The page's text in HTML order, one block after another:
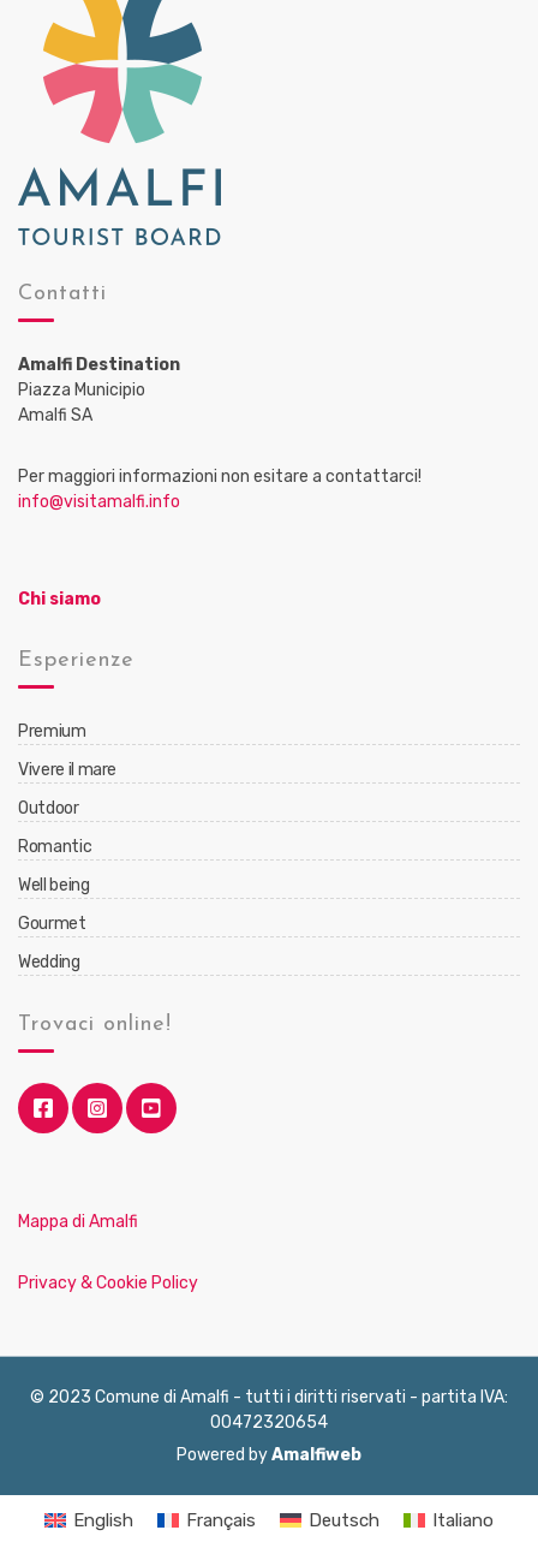
Contatti
Amalfi Destination
Piazza Municipio
Amalfi SA
Per maggiori informazioni non esitare a contattarci!
info@visitamalfi.info
Chi siamo
Esperienze
Premium
Vivere il mare
Outdoor
Romantic
Well being
Gourmet
Wedding
Trovaci online!
Mappa di Amalfi
Privacy & Cookie Policy
© 2023 Comune di Amalfi - tutti i diritti riservati - partita IVA:
00472320654
Powered byAmalfiweb
English Français Deutsch
Italiano